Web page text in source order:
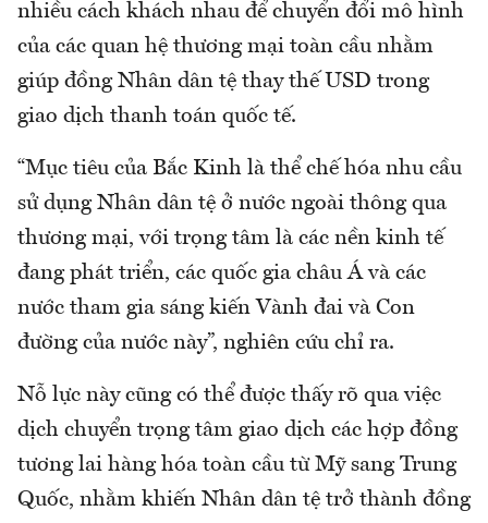
nhiều cách khách nhau để chuyển đổi mô hình
của các quan hệ thương mại toàn cầu nhằm
giúp đồng Nhân dân tệ thay thế USD trong
giao dịch thanh toán quốc tế.
“Mục tiêu của Bắc Kinh là thể chế hóa nhu cầu
sử dụng Nhân dân tệ ở nước ngoài thông qua
thương mại, với trọng tâm là các nền kinh tế
đang phát triển, các quốc gia châu Á và các
nước tham gia sáng kiến ​​Vành đai và Con
đường của nước này”, nghiên cứu chỉ ra.
Nỗ lực này cũng có thể được thấy rõ qua việc
dịch chuyển trọng tâm giao dịch các hợp đồng
tương lai hàng hóa toàn cầu từ Mỹ sang Trung
Quốc, nhằm khiến Nhân dân tệ trở thành đồng